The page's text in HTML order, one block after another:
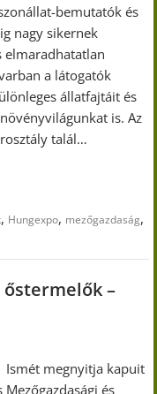
bemutatók és
nagy sikernek
elmaradhatatlan
a látogatók
állatfajtáit és
is. Az
talál…
, Hungexpo, mezőgazdaság,
–
Ismét megnyitja kapuit
és